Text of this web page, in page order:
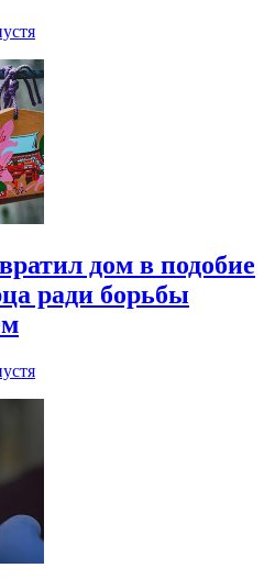
дом в подобие
ради борьбы